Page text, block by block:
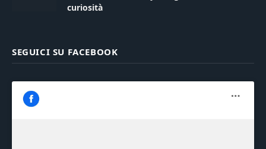
curiosità
SEGUICI SU FACEBOOK